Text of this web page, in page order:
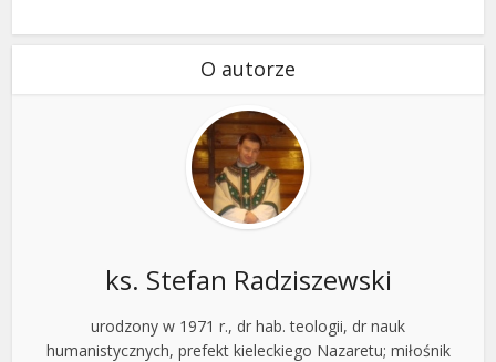
O autorze
ks. Stefan Radziszewski
urodzony w 1971 r., dr hab. teologii, dr nauk
humanistycznych, prefekt kieleckiego Nazaretu; miłośnik